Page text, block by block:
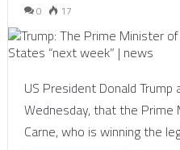
0 17
US President Donald Trump
Wednesday, that the Prime
Carne, who is winning the